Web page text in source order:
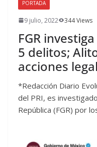
PORTADA
9 julio, 2022 344 Views
FGR
5 delitos;
acciones
*Redacción Diario
del PRI, es
República (FGR) por